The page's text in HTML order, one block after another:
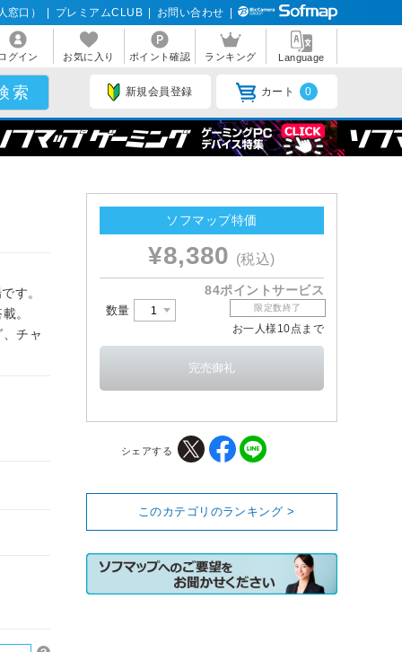
窓口） プレミアムCLUB お問い合わせ
グイン お気に入り ポイント確認 ランキング Language
新規会員登録 カート 0
す。
。
チャ
ソフマップ特価
¥8,380 (税込)
84ポイントサービス
数量 限定数終了
お一人様10点まで
シェアする
このカテゴリのランキング >